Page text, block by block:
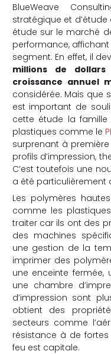
BlueWeave
stratégique et
étude sur le marché
performance,
segment. En effet, il
millions de dollars
croissance annuel
considérée. Mais que
est important de
cette étude la
plastiques comme le
surprenant à
profils d’impression,
C’est toutefois une
a été particulièrement
Les polymères
comme les
traiter car ils ont des
des machines
une gestion de la
imprimer des
une enceinte
une chambre
d’impression sont
obtient des
secteurs comme
résistance à de
feu est capitale.